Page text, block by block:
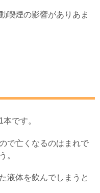
喫煙の影響がありあま
です。
で亡くなるのはまれで
。
液体を飲んでしまうと